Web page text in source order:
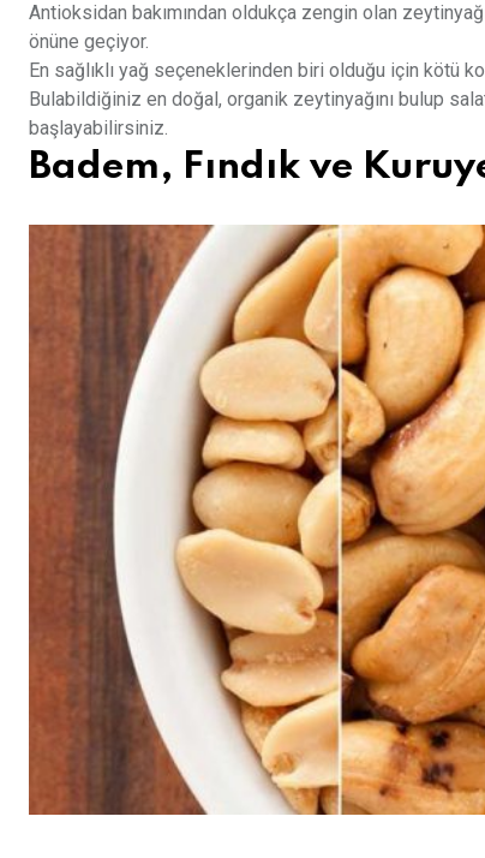
Antioksidan bakımından oldukça zengin olan
önüne geçiyor.
En sağlıklı yağ seçeneklerinden biri olduğu için kötü
Bulabildiğiniz en doğal, organik zeytinyağını bulup
başlayabilirsiniz.
Badem, Fındık ve